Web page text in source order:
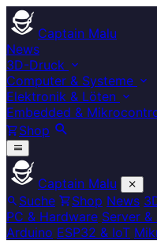
Captain Malu
News
3D-Druck
Computer & Systeme
Elektronik & Löten
Embedded &
Shop
Captain Malu
Suche
Shop News
PC & Hardware Server
Arduino ESP32 & IoT